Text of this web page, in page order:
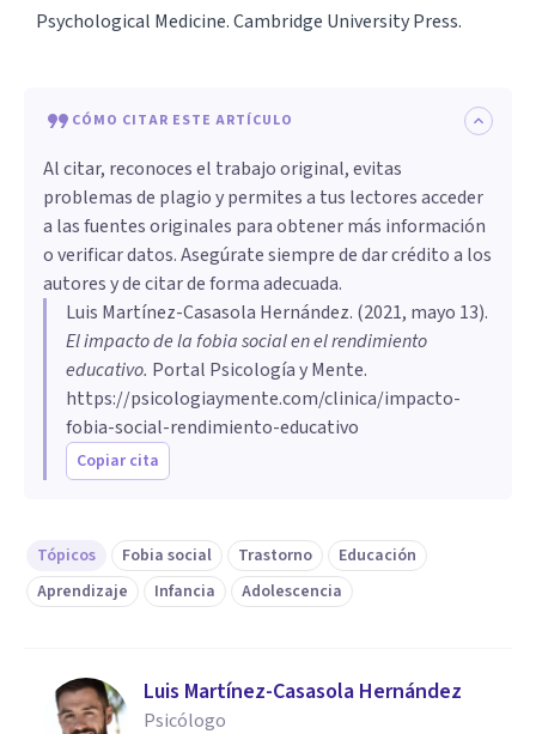
Psychological Medicine. Cambridge University Press.
CÓMO CITAR ESTE ARTÍCULO
Al citar, reconoces el trabajo original, evitas
problemas de plagio y permites a tus lectores acceder
a las fuentes originales para obtener más información
o verificar datos. Asegúrate siempre de dar crédito a los
autores y de citar de forma adecuada.
Luis Martínez-Casasola Hernández. (2021, mayo 13).
El impacto de la fobia social en el rendimiento
educativo. Portal Psicología y Mente.
https://psicologiaymente.com/clinica/impacto-
fobia-social-rendimiento-educativo
Copiar cita
Tópicos Fobia social Trastorno
Educación
Aprendizaje
Infancia Adolescencia
Luis Martínez-Casasola Hernández
Psicólogo